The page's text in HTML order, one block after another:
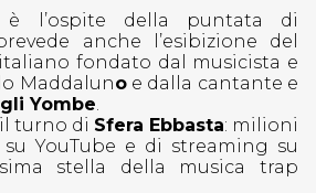
è l’ospite della puntata di
anche l’esibizione del
fondato dal musicista e
Maddalunoe dalla cantante e
gli Yombe.
il turno di Sfera Ebbasta: milioni
su YouTube e di streaming su
stella della musica trap